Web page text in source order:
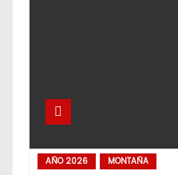
AÑO 2026 MONTAÑA